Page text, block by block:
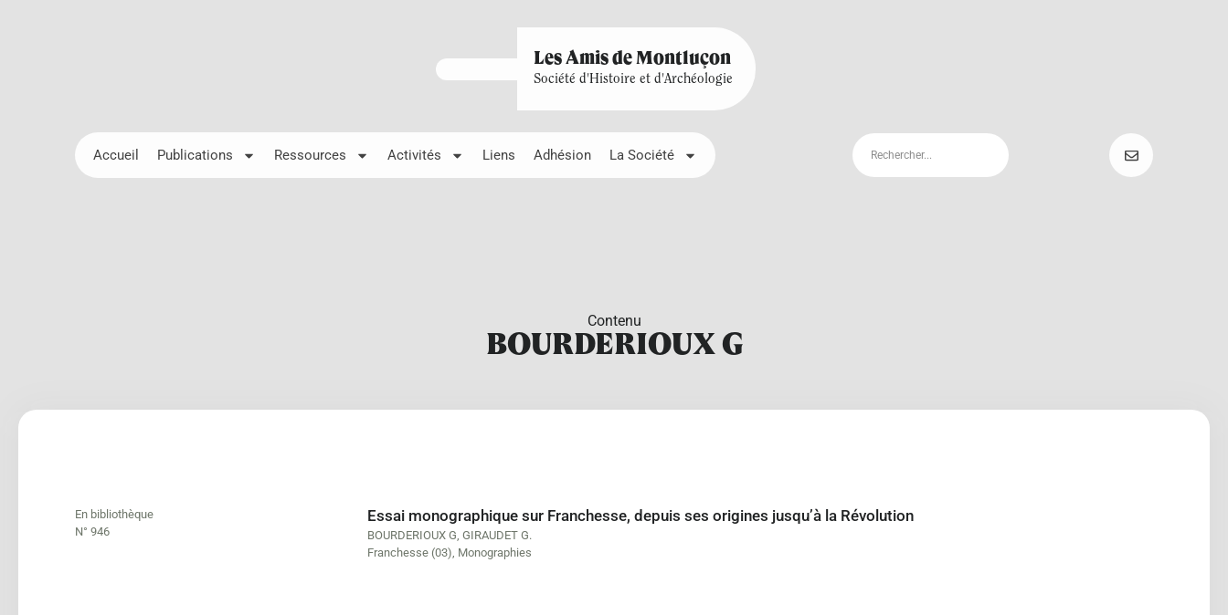
Les Amis de Montluçon
Société d'Histoire et d'Archéologie
Accueil Publications Ressources Activités Liens Adhésion La Société
Contenu
BOURDERIOUX G
En bibliothèque
N° 946
Essai monographique sur Franchesse, depuis ses origines jusqu’à la Révolution
BOURDERIOUX G, GIRAUDET G.
Franchesse (03), Monographies